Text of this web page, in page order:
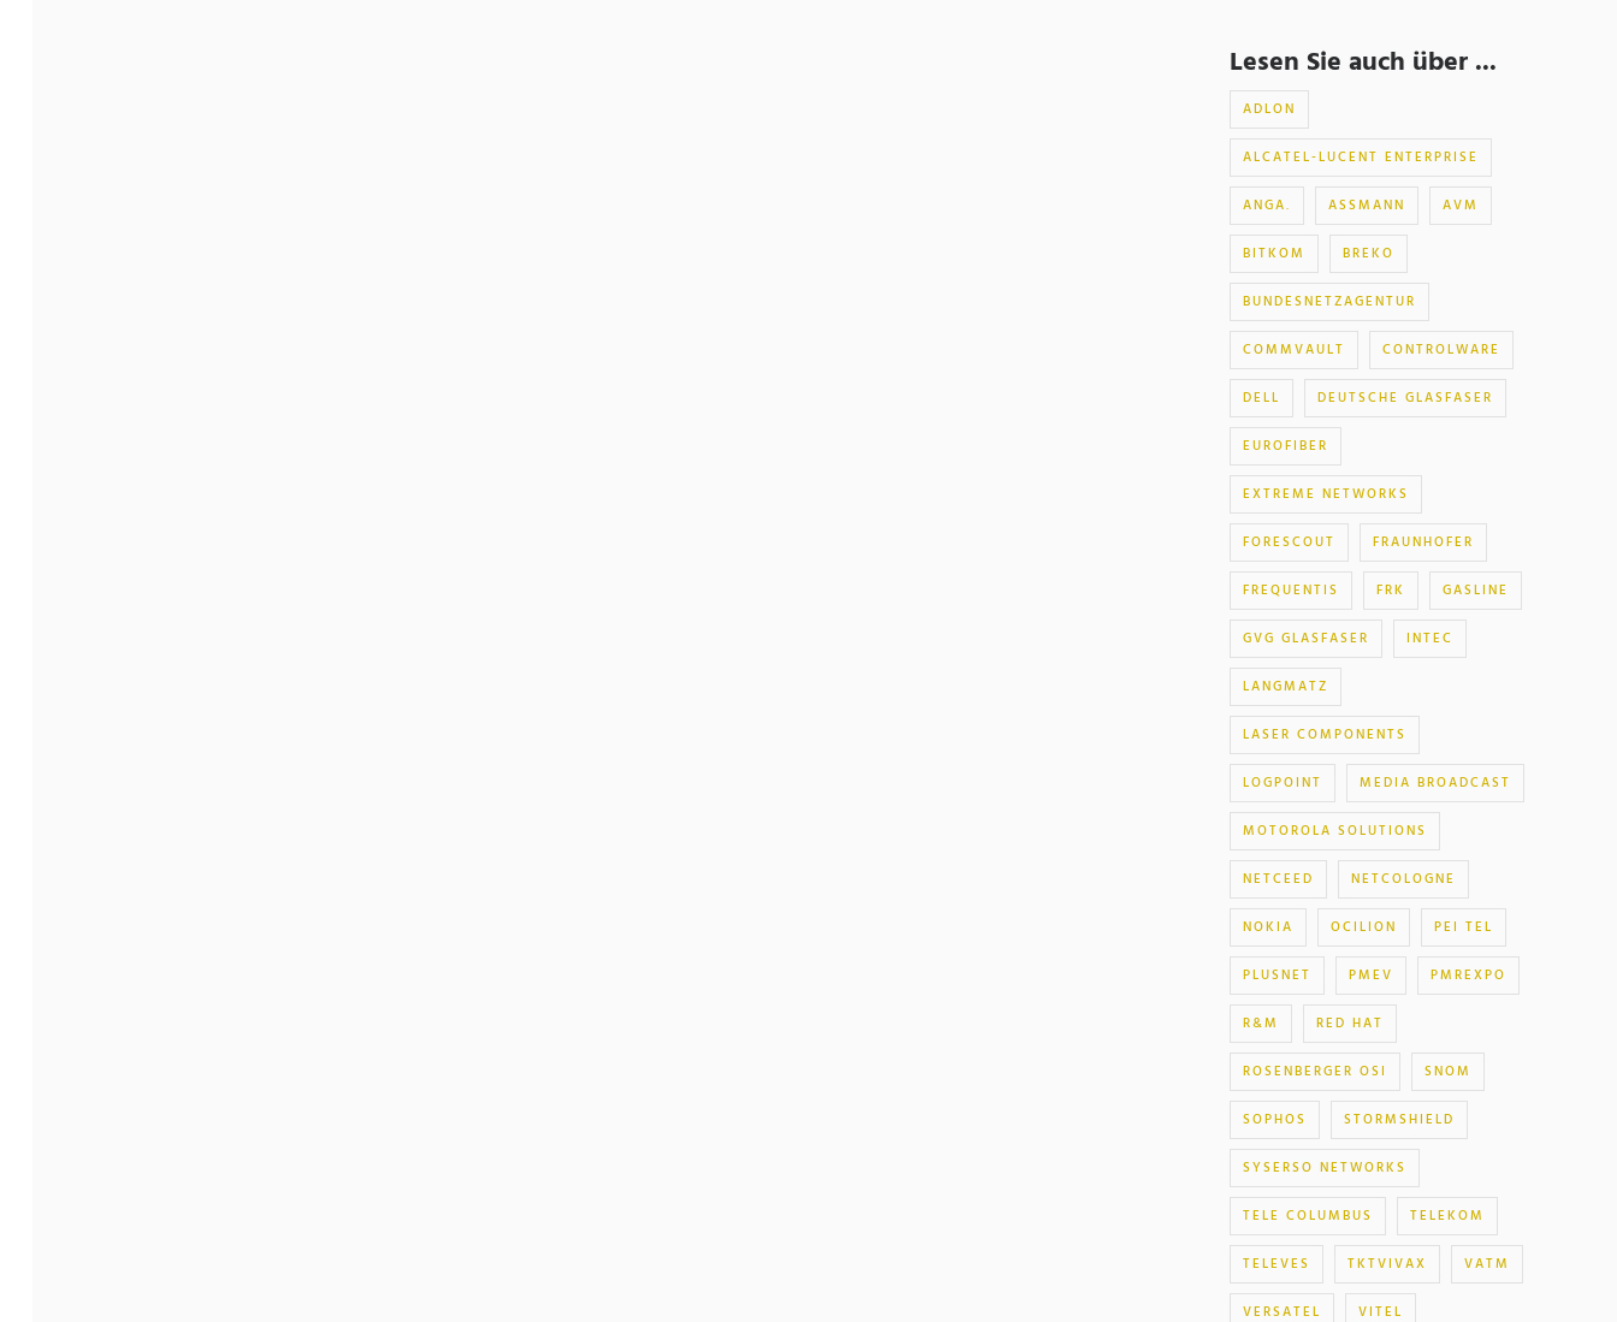
Lesen Sie auch über ...
ADLON
ALCATEL-LUCENT ENTERPRISE
ANGA. ASSMANN AVM
BITKOM BREKO
BUNDESNETZAGENTUR
COMMVAULT CONTROLWARE
DELL DEUTSCHE GLASFASER
EUROFIBER
EXTREME NETWORKS
FORESCOUT FRAUNHOFER
FREQUENTIS FRK GASLINE
GVG GLASFASER INTEC
LANGMATZ
LASER COMPONENTS
LOGPOINT MEDIA BROADCAST
MOTOROLA SOLUTIONS
NETCEED NETCOLOGNE
NOKIA OCILION PEI TEL
PLUSNET PMEV PMREXPO
R&M RED HAT
ROSENBERGER OSI SNOM
SOPHOS STORMSHIELD
SYSERSO NETWORKS
TELE COLUMBUS TELEKOM
TELEVES TKTVIVAX VATM
VERSATEL VITEL